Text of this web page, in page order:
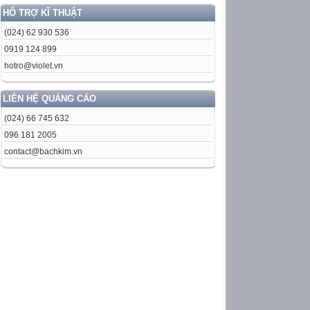
HỖ TRỢ KĨ THUẬT
(024) 62 930 536
0919 124 899
hotro@violet.vn
LIÊN HỆ QUẢNG CÁO
(024) 66 745 632
096 181 2005
contact@bachkim.vn